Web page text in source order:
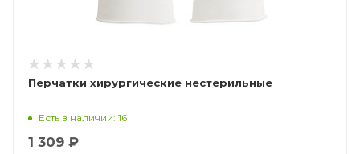
Перчатки хирургические нестерильные
Есть в наличии: 16
1 309 ₽